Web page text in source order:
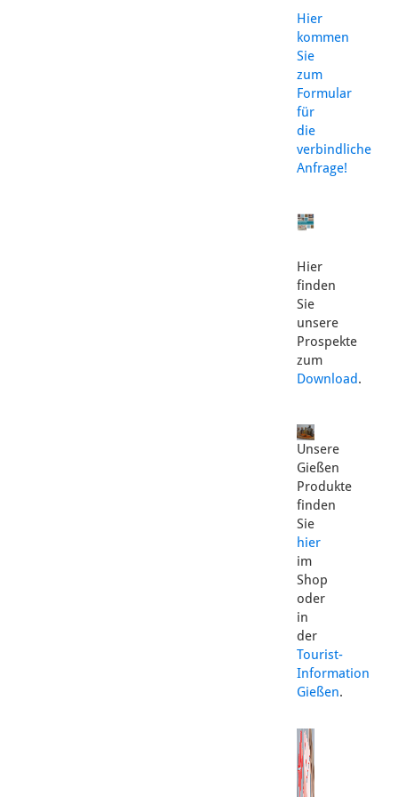
Hier
kommen
Sie
zum
Formular
für
die
verbindliche
Anfrage!
Hier
finden
Sie
unsere
Prospekte
zum
Download.
Unsere
Gießen
Produkte
finden
Sie
hier
im
Shop
oder
in
der
Tourist-
Information
Gießen.